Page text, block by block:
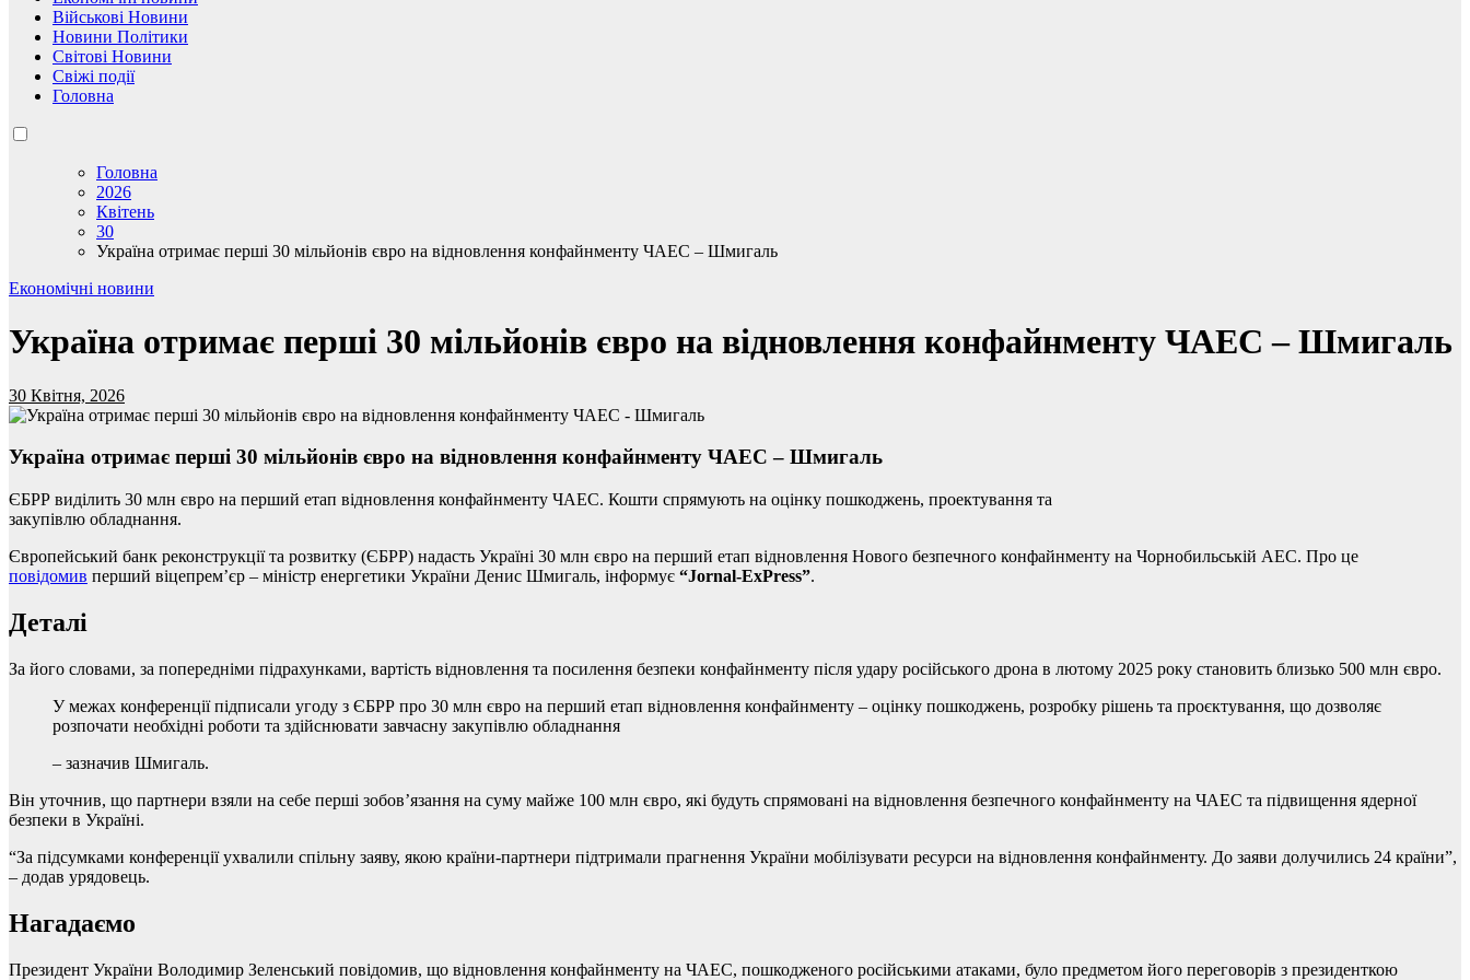
Військові Новини
Новини Політики
Світові Новини
Свіжі події
Головна
Головна
2026
Квітень
30
Україна отримає перші 30 мільйонів євро на відновлення конфайнменту ЧАЕС – Шмигаль
Економічні новини
Україна отримає перші 30 мільйонів євро на відновлення конфайнменту ЧАЕС – Шмигаль
30 Квітня, 2026
Україна отримає перші 30 мільйонів євро на відновлення конфайнменту ЧАЕС – Шмигаль
ЄБРР виділить 30 млн євро на перший етап відновлення конфайнменту ЧАЕС. Кошти спрямують на оцінку пошкоджень, проектування та
закупівлю обладнання.
Європейський банк реконструкції та розвитку (ЄБРР) надасть Україні 30 млн євро на перший етап відновлення Нового безпечного конфайнменту на Чорнобильській АЕС. Про це
повідомив перший віцепрем’єр – міністр енергетики України Денис Шмигаль, інформує “Jornal-ExPress”.
Деталі
За його словами, за попередніми підрахунками, вартість відновлення та посилення безпеки конфайнменту після удару російського дрона в лютому 2025 року становить близько 500 млн євро.
У межах конференції підписали угоду з ЄБРР про 30 млн євро на перший етап відновлення конфайнменту – оцінку пошкоджень, розробку рішень та проєктування, що дозволяє
розпочати необхідні роботи та здійснювати завчасну закупівлю обладнання
– зазначив Шмигаль.
Він уточнив, що партнери взяли на себе перші зобовʼязання на суму майже 100 млн євро, які будуть спрямовані на відновлення безпечного конфайнменту на ЧАЕС та підвищення ядерної
безпеки в Україні.
“За підсумками конференції ухвалили спільну заяву, якою країни-партнери підтримали прагнення України мобілізувати ресурси на відновлення конфайнменту. До заяви долучились 24 країни”,
– додав урядовець.
Нагадаємо
Президент України Володимир Зеленський повідомив, що відновлення конфайнменту на ЧАЕС, пошкодженого російськими атаками, було предметом його переговорів з президенткою